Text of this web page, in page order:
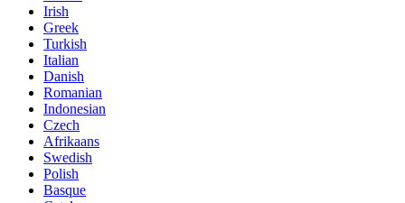
Irish
Greek
Turkish
Italian
Danish
Romanian
Indonesian
Czech
Afrikaans
Swedish
Polish
Basque